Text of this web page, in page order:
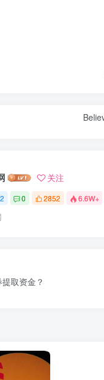
关注
0 2852 6.6W+
取资金？